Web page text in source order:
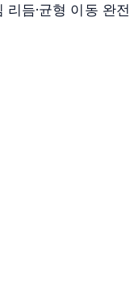
듬·균형 이동 완전